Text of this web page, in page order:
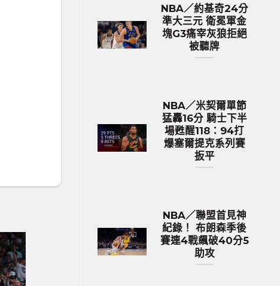
NBA／約基奇24分
準大三元 衛冕軍金
塊G3痛宰灰狼拒絕
被聽牌
NBA／米契爾單節
猛轟16分 騎士下半
場甦醒118：94打
爆塞爾提克系列賽
扳平
NBA／聯盟首見神
紀錄！ 布朗森季後
賽連4戰飆破40分5
助攻